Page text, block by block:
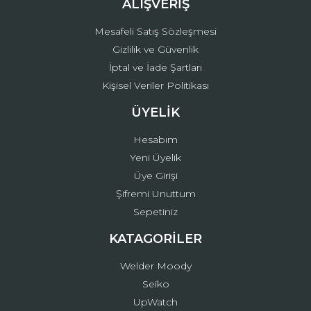
ALIŞVERİŞ
Mesafeli Satış Sözleşmesi
Gizlilik ve Güvenlik
İptal ve İade Şartları
Kişisel Veriler Politikası
ÜYELİK
Hesabım
Yeni Üyelik
Üye Girişi
Şifremi Unuttum
Sepetiniz
KATAGORİLER
Welder Moody
Seiko
UpWatch